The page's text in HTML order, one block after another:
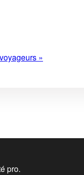
»
pro.